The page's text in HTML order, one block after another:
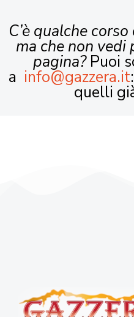
C’è qualche
ma che non
pagina?Puoi
a info@gazzera.it
quelli